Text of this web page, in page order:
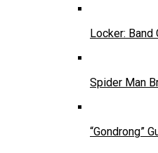
Locker:
Spider Man
“Gondrong”